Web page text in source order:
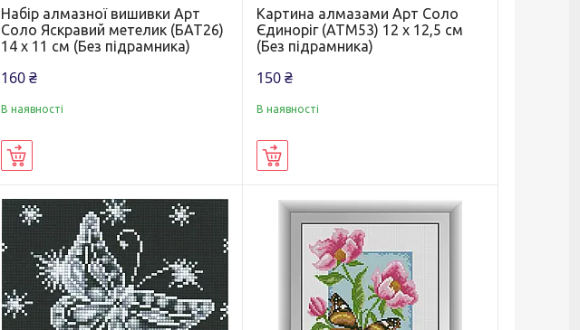
Набір алмазної вишивки Арт
Соло Яскравий метелик (БАТ26)
14 х 11 см (Без підрамника)
160 ₴
В наявності
Картина алмазами Арт Соло
Єдиноріг (АТМ53) 12 х 12,5 см
(Без підрамника)
150 ₴
В наявності